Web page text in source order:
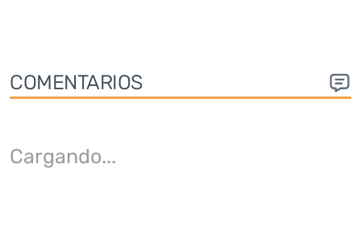
COMENTARIOS
Cargando...